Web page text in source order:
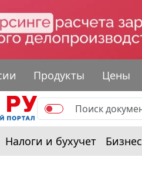
Продукты Цены
Налоги и бухучет Бизнес